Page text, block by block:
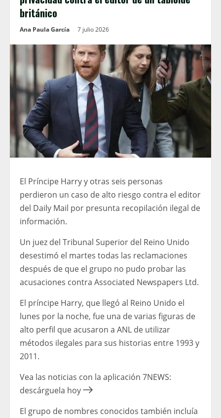
británico
Ana Paula García 7 julio 2026
El Príncipe Harry y otras seis personas
perdieron un caso de alto riesgo contra el editor
del Daily Mail por presunta recopilación ilegal de
información.
Un juez del Tribunal Superior del Reino Unido
desestimó el martes todas las reclamaciones
después de que el grupo no pudo probar las
acusaciones contra Associated Newspapers Ltd.
El príncipe Harry, que llegó al Reino Unido el
lunes por la noche, fue una de varias figuras de
alto perfil que acusaron a ANL de utilizar
métodos ilegales para sus historias entre 1993 y
2011.
Vea las noticias con la aplicación 7NEWS:
descárguela hoy
El grupo de nombres conocidos también incluía